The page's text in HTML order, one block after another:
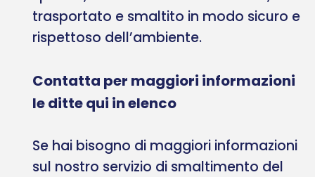
trasportato e smaltito in modo sicuro e
rispettoso dell’ambiente.
Contatta per maggiori informazioni
le ditte qui in elenco
Se hai bisogno di maggiori informazioni
sul nostro servizio di smaltimento del